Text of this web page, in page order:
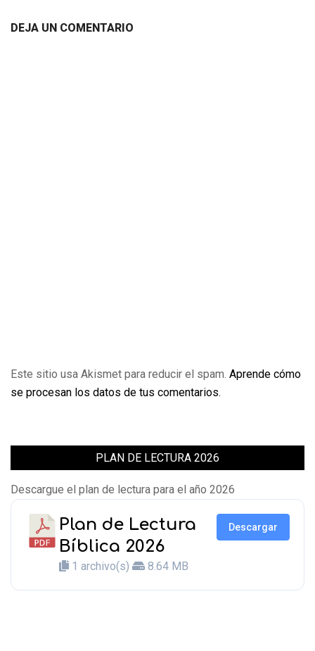
DEJA UN COMENTARIO
Este sitio usa Akismet para reducir el spam. Aprende cómo
se procesan los datos de tus comentarios.
PLAN DE LECTURA 2026
Descargue el plan de lectura para el año 2026
Plan de Lectura
Bíblica 2026
1 archivo(s) 8.64 MB
Descargar